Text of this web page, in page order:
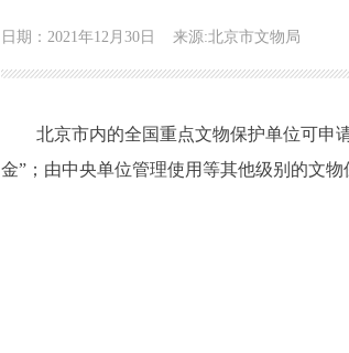
日期：2021年12月30日 来源:北京市文物局
北京市内的全国重点文物保护单位可申请
金”；由中央单位管理使用等其他级别的文物